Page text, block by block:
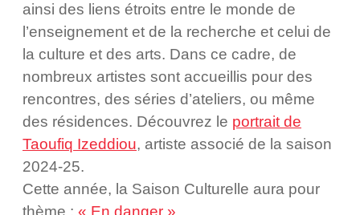
ainsi des liens étroits entre le monde de
l’enseignement et de la recherche et celui de
la culture et des arts. Dans ce cadre, de
nombreux artistes sont accueillis pour des
rencontres, des séries d’ateliers, ou même
des résidences. Découvrez le portrait de
Taoufiq Izeddiou, artiste associé de la saison
2024-25.
Cette année, la Saison Culturelle aura pour
thème : « En danger »